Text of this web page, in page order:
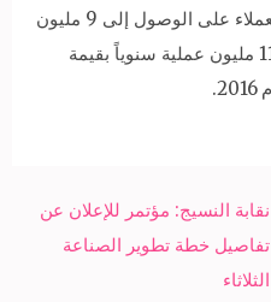
2016 وقد قارب عدد حسابات العملاء على الوصول إلى 9 مليون
حساب، بحجم معاملات بلغت 11.7 مليون عملية سنوياً بقيمة
نقابة النسيج: مؤتمر للإعلان عن
تفاصيل خطة تطوير الصناعة
الثلاثاء